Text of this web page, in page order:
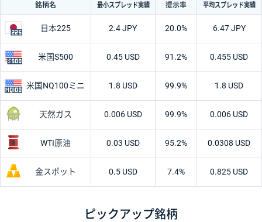
銘柄名 最小スプレッド実績 提示率 平均スプレッド実績
日本225 2.4 JPY 20.0% 6.47 JPY
米国S500 0.45 USD 91.2% 0.455 USD
米国NQ100ミニ 1.8 USD 99.9% 1.8 USD
天然ガス 0.006 USD 99.9% 0.006 USD
WTI原油 0.03 USD 95.2% 0.0308 USD
金スポット 0.5 USD 7.4% 0.825 USD
ピックアップ銘柄